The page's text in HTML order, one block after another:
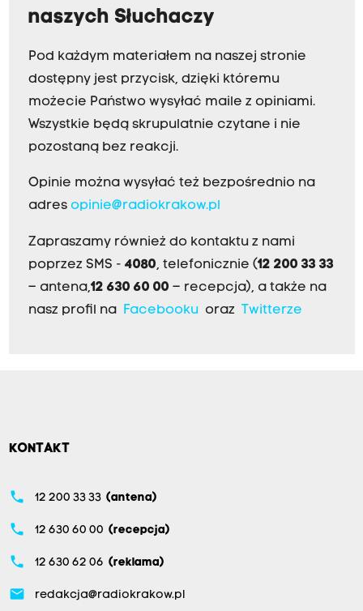
naszych Słuchaczy
Pod każdym materiałem na naszej stronie
dostępny jest przycisk, dzięki któremu
możecie Państwo wysyłać maile z opiniami.
Wszystkie będą skrupulatnie czytane i nie
pozostaną bez reakcji.
Opinie można wysyłać też bezpośrednio na
adres opinie@radiokrakow.pl
Zapraszamy również do kontaktu z nami
poprzez SMS - 4080, telefonicznie (12 200 33 33
– antena,12 630 60 00 – recepcja), a także na
nasz profil na
Facebookuoraz Twitterze
KONTAKT
phone 12 200 33 33 (antena)
phone 12 630 60 00 (recepcja)
phone 12 630 62 06 (reklama)
email redakcja@radiokrakow.pl